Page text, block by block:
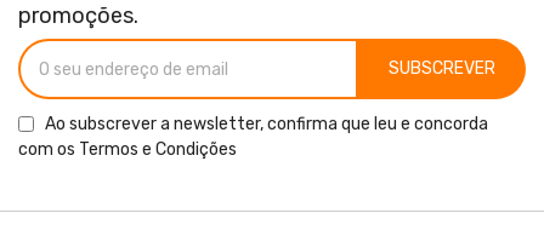
promoções.
SUBSCREVER
Ao subscrever a newsletter, confirma que leu e concorda
com os Termos e Condições